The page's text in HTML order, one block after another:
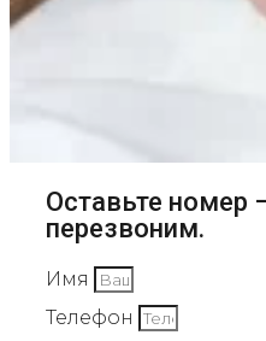
Оставьте номер
перезвоним.
Имя
Телефон